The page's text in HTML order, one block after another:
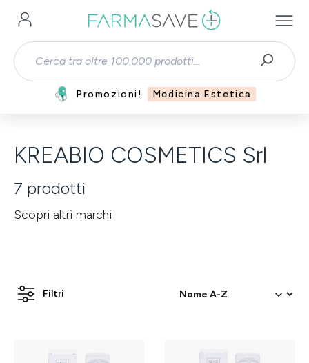
Passa al contenuto principale
Promozioni! Medicina Estetica
KREABIO COSMETICS Srl
7 prodotti
Scopri altri marchi
Filtri